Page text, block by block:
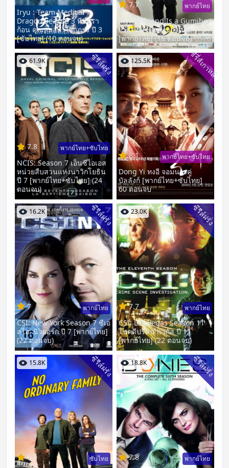
Iryu : Team Medical
Dragon Season 3 ทีมดรา
ก้อน คุณหมอหัวใจแกร่ง ปี 3
[ซับไทย] (10 ตอนจบ)
7.7 พากย์ไทย
My Girlfriend Is a Gumiho
แฟนผม! เป็นจิ้งจอกครับ
[พากย์ไทย] (16 ตอนจบ)
61.9K ซีรีส์ฝรั่ง
7.8 พากย์ไทย+ซับไทย
NCIS: Season 7 เอ็นซีไอเอส
หน่วยสืบสวนแห่งนาวิกโยธิน
ปี 7 [พากย์ไทย+ซับไทย] (24
ตอนจบ)
125.5K ซีรี่ส์เกาหลี
8.1 พากย์ไทย+ซับไทย
Dong Yi ทงอี จอมนางคู่
บัลลังก์ [พากย์ไทย+ซับไทย]
60 ตอนจบ
16.2K ซีรีส์ฝรั่ง
7 พากย์ไทย
CSI: New York Season 7 ซีเอ
สไอ: นิวยอร์ก ปี 7 [พากย์ไทย]
(22 ตอนจบ)
23.0K ซีรีส์ฝรั่ง
7.7 พากย์ไทย
CSI: Las Vegas Season 11
ไขคดีปริศนาเวกัส ปี 11
[พากย์ไทย] (22 ตอนจบ)
15.8K ซีรีส์ฝรั่ง
6.9 ซับไทย
18.8K ซีรีส์ฝรั่ง
7.8 พากย์ไทย